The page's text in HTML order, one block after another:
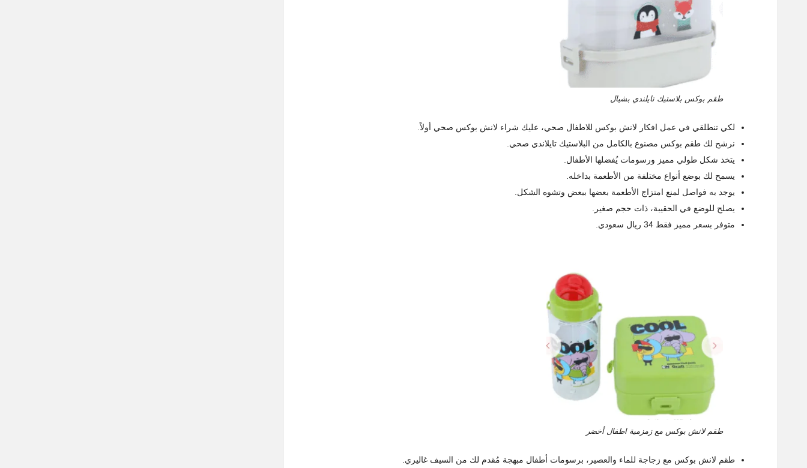
طقم بوكس بلاستيك تايلندي بشيال
لكي تنطلقي في عمل افكار لانش بوكس للاطفال صحي، عليك شراء لانش بوكس صحي أولاً.
نرشح لك طقم بوكس مصنوع بالكامل من البلاستيك تايلاندي صحي.
يتخذ شكل طولي مميز ورسومات يُفضلها الأطفال.
يسمح لك بوضع أنواع مختلفة من الأطعمة بداخله.
يوجد به فواصل لمنع امتزاج الأطعمة بعضها ببعض وتشوه الشكل.
يصلح للوضع في الحقيبة، ذات حجم صغير.
متوفر بسعر مميز فقط 34 ريال سعودي.
طقم لانش بوكس مع زمزمية اطفال أخضر
طقم لانش بوكس مع زجاجة للماء والعصير، برسومات أطفال مبهجة مُقدم لك من السيف غاليري.